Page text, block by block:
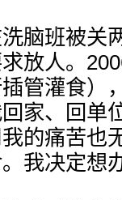
脑班被关
放人。
管灌食）
家、回单
的痛苦也
我决定想